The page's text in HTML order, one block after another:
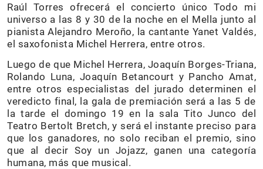
Raúl Torres ofrecerá el concierto único Todo mi
universo a las 8 y 30 de la noche en el Mella junto al
pianista Alejandro Meroño, la cantante Yanet Valdés,
el saxofonista Michel Herrera, entre otros.
Luego de que Michel Herrera, Joaquín Borges-Triana,
Rolando Luna, Joaquín Betancourt y Pancho Amat,
entre otros especialistas del jurado determinen el
veredicto final, la gala de premiación será a las 5 de
la tarde el domingo 19 en la sala Tito Junco del
Teatro Bertolt Bretch, y será el instante preciso para
que los ganadores, no solo reciban el premio, sino
que al decir Soy un Jojazz, ganen una categoría
humana, más que musical.